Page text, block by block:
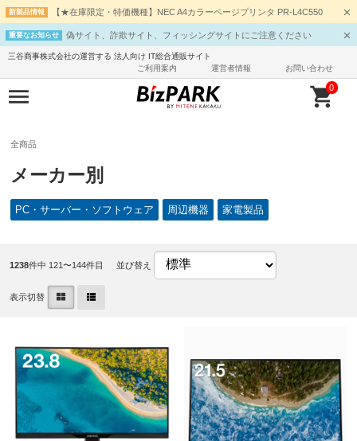
新製品情報 【★在庫限定・特価機種】NEC A4カラーページプリンタ PR-L4C550
重要なお知らせ 偽サイト、詐欺サイト、フィッシングサイトにご注意ください
三谷商事株式会社の運営する 法人向け IT総合通販サイト
ご利用案内
運営者情報 お問い合わせ
0
全商品
メーカー別
PC・サーバー・ソフトウェア 周辺機器 家電製品
1238件中 121〜144件目 並び替え
表示切替